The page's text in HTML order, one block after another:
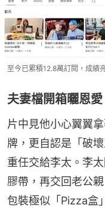
至今已累積12.8萬訂閱，成績
夫妻檔開箱曬恩愛
片中見他小心翼翼
牌，更自認是「破
重任交給李太。李
膠帶，再交回老公
包裝極似「Pizza盒